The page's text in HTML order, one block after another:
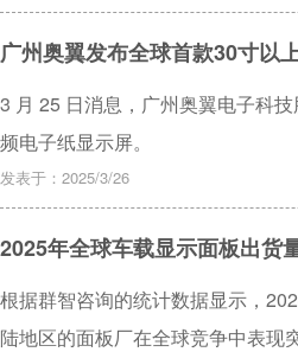
广州奥翼发布全球首款30寸以
3 月 25 日消息，广州奥翼电子科
频电子纸显示屏。
发表于：2025/3/26
2025年全球车载显示面板出货
根据群智咨询的统计数据显示，
陆地区的面板厂在全球竞争中表现